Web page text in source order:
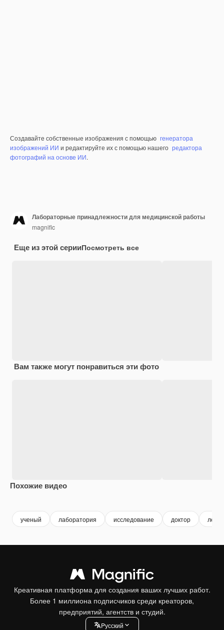
Создавайте собственные изображения с помощью генератора
изображений ИИ и редактируйте их с помощью нашего редактора
фотографий на основе ИИ.
Лабораторные принадлежности для медицинской работы
magnific
Еще из этой серииПосмотреть все
Вам также могут понравиться эти фото
Похожие видео
ученый лаборатория исследование доктор
Креативная платформа для создания ваших лучших работ.
Более 1 миллиона подписчиков среди креаторов,
предприятий, агентств и студий.
Pусский